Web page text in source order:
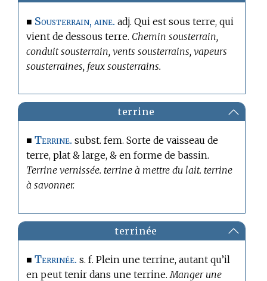
■ Sousterrain, aine. adj. Qui est sous terre, qui
vient de dessous terre. Chemin sousterrain,
conduit sousterrain, vents sousterrains, vapeurs
sousterraines, feux sousterrains.
terrine
■Terrine. subst. fem. Sorte de vaisseau de
terre, plat & large, & en forme de bassin.
Terrine vernissée. terrine à mettre du lait. terrine
à savonner.
terrinée
■Terrinée. s. f. Plein une terrine, autant qu’il
en peut tenir dans une terrine. Manger une